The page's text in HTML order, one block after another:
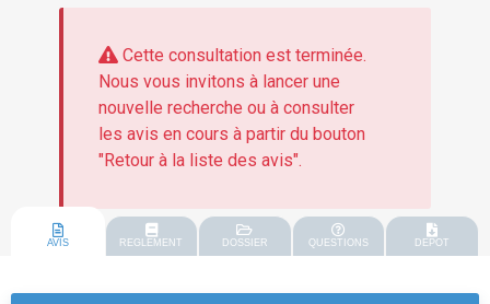
gers et de ses affluents
Cette consultation est terminée.
Nous vous invitons à lancer une
nouvelle recherche ou à consulter
les avis en cours à partir du bouton
"Retour à la liste des avis".
AVIS REGLEMENT DOSSIER QUESTIONS DEPOT